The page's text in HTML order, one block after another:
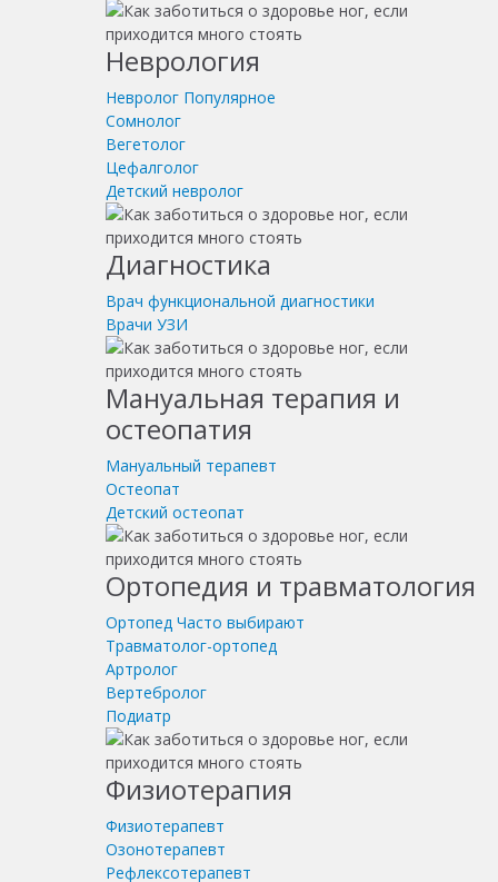
Неврология
Невролог Популярное
Сомнолог
Вегетолог
Цефалголог
Детский невролог
Диагностика
Врач функциональной диагностики
Врачи УЗИ
Мануальная терапия и
остеопатия
Мануальный терапевт
Остеопат
Детский остеопат
Ортопедия и травматология
Ортопед Часто выбирают
Травматолог-ортопед
Артролог
Вертебролог
Подиатр
Физиотерапия
Физиотерапевт
Озонотерапевт
Рефлексотерапевт